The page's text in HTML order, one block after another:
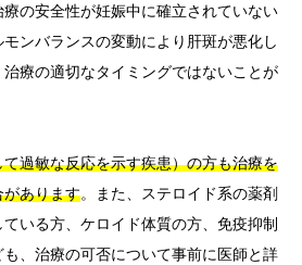
療の安全性が妊娠中に確立されていない
ンバランスの変動により肝斑が悪化し
療の適切なタイミングではないことが
過敏な反応を示す疾患）の方も治療を
があります。また、ステロイド系の薬剤
いる方、ケロイド体質の方、免疫抑制
、治療の可否について事前に医師と詳